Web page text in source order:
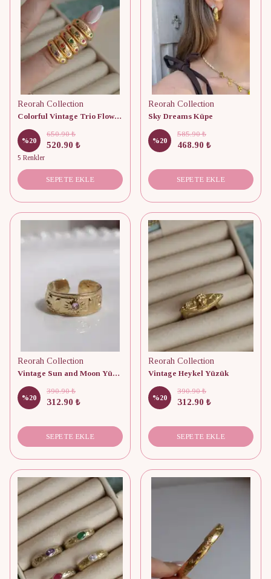
Reorah Collection
Colorful Vintage Trio Flower Glow Yüzük
%20
650.90 ₺
520.90 ₺
5 Renkler
SEPETE EKLE
Reorah Collection
Sky Dreams Küpe
%20
585.90 ₺
468.90 ₺
SEPETE EKLE
Reorah Collection
Vintage Sun and Moon Yüzük
%20
390.90 ₺
312.90 ₺
SEPETE EKLE
Reorah Collection
Vintage Heykel Yüzük
%20
390.90 ₺
312.90 ₺
SEPETE EKLE